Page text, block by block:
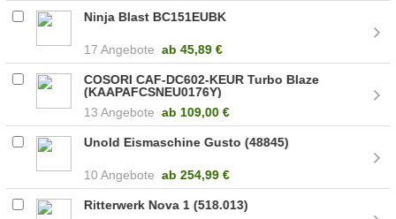
Ninja Blast BC151EUBK
17 Angebote ab45,89 €
COSORI CAF-DC602-KEUR Turbo Blaze
(KAAPAFCSNEU0176Y)
13 Angebote ab 109,00 €
Unold Eismaschine Gusto (48845)
10 Angebote ab 254,99 €
Ritterwerk Nova 1 (518.013)